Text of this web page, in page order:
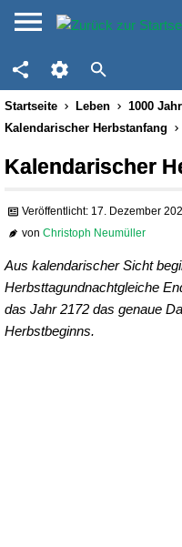
Startseite Leben 1000
Kalendarischer Herbstanfang
Kalendarischer
Veröffentlicht: 17. Dezember
vonChristoph Neumüller
Aus kalendarischer Sicht
Herbsttagundnachtgleiche
das Jahr 2172 das genaue
Herbstbeginns.